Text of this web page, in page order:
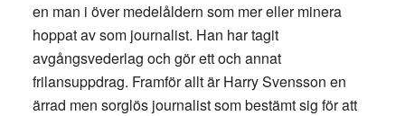
en man i över medelåldern som mer eller minera
hoppat av som journalist. Han har tagit
avgångsvederlag och gör ett och annat
frilansuppdrag. Framför allt är Harry Svensson en
ärrad men sorglös journalist som bestämt sig för att